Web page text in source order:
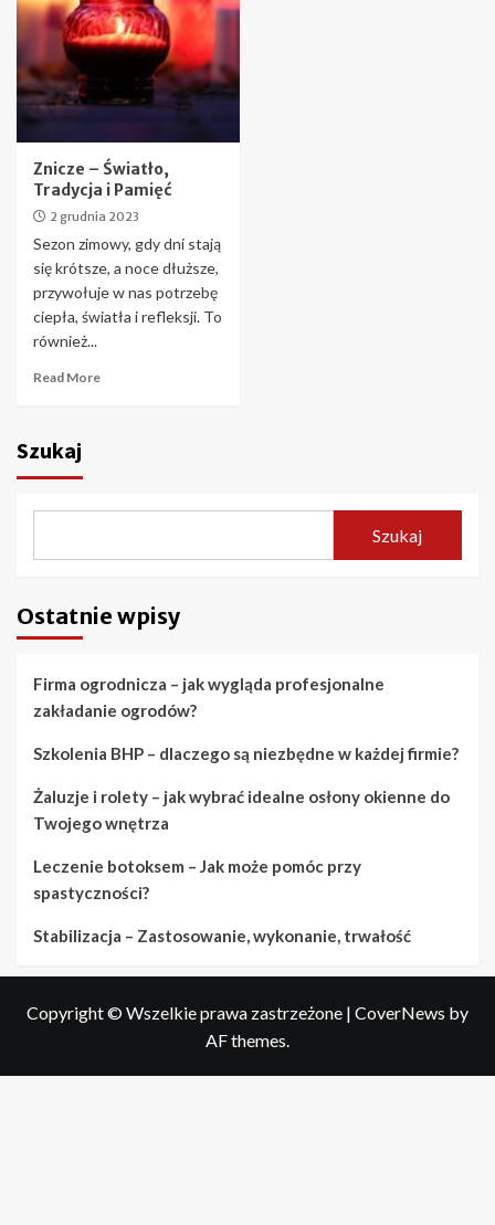
Znicze – Światło,
Tradycja i Pamięć
2 grudnia 2023
Sezon zimowy, gdy dni stają
się krótsze, a noce dłuższe,
przywołuje w nas potrzebę
ciepła, światła i refleksji. To
również...
Read More
Szukaj
Szukaj
Ostatnie wpisy
Firma ogrodnicza – jak wygląda profesjonalne
zakładanie ogrodów?
Szkolenia BHP – dlaczego są niezbędne w każdej firmie?
Żaluzje i rolety – jak wybrać idealne osłony okienne do
Twojego wnętrza
Leczenie botoksem – Jak może pomóc przy
spastyczności?
Stabilizacja – Zastosowanie, wykonanie, trwałość
Copyright © Wszelkie prawa zastrzeżone | CoverNews by
AF themes.